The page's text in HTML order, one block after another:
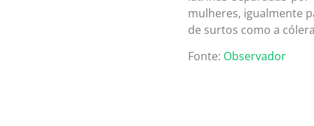
mulheres, igualmente
de surtos como a
Fonte: Observador